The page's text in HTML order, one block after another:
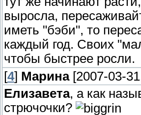
выросла,
иметь "бэби", то
каждый год. Своих
чтобы быстрее росли.
[4] Марина[2007-03-
Елизавета, а как
стрючочки?